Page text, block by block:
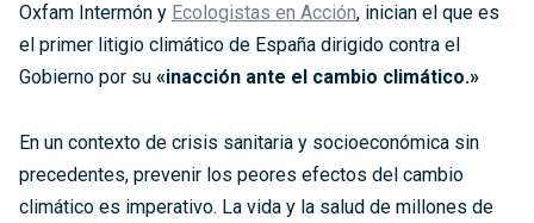
Oxfam Intermón y Ecologistas en Acción, inician el que es
el primer litigio climático de España dirigido contra el
Gobierno por su «inacción ante el cambio climático.»
En un contexto de crisis sanitaria y socioeconómica sin
precedentes, prevenir los peores efectos del cambio
climático es imperativo. La vida y la salud de millones de